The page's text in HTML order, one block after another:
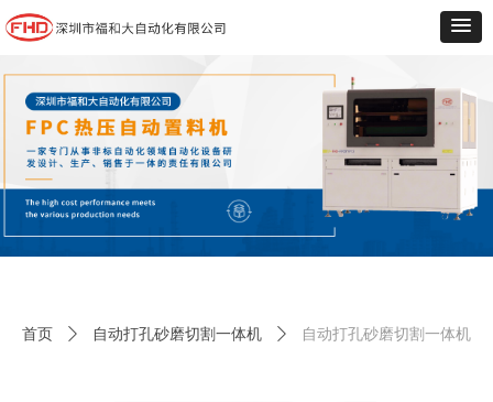
首页 ꄲ 自动打孔砂磨切割一体机 ꄲ 自动打孔砂磨切割一体机